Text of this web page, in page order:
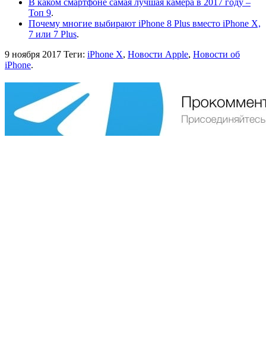
Топ 9.
Почему многие выбирают iPhone 8 Plus вместо iPhone X,
7 или 7 Plus.
9 ноября 2017 Теги: iPhone X, Новости Apple, Новости об
iPhone.